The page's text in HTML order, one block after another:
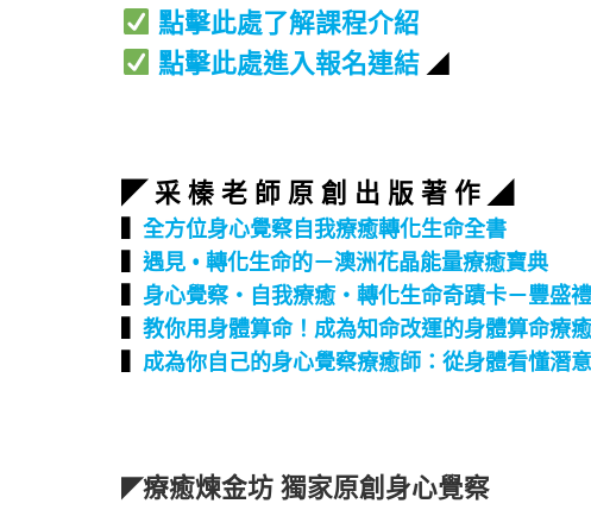
點擊此處了解課程介紹
點擊此處進入報名連結 ◢
◤ 采 榛 老 師 原 創 出 版 著 作 ◢
▍ 全方位身心覺察自我療癒轉化生命全書
▍ 遇見 • 轉化生命的－澳洲花晶能量療癒寶典
▍ 身心覺察‧自我療癒‧轉化生命奇蹟卡－豐盛
▍ 教你用身體算命！成為知命改運的身體算命療
▍ 成為你自己的身心覺察療癒師：從身體看懂潛
◤療癒煉金坊 獨家原創身心覺察